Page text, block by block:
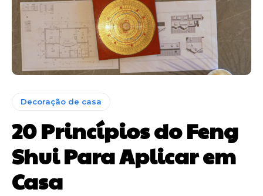
Decoração de casa
20 Princípios do Feng
Shui Para Aplicar em
Casa